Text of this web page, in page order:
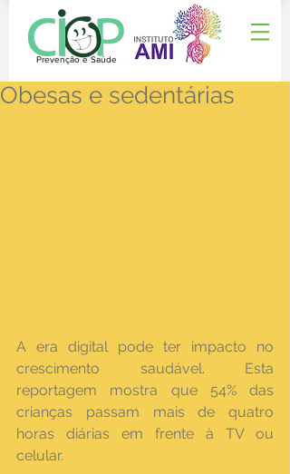
Prevenção e Saúde
Obesas e sedentárias
A era digital pode ter impacto no
crescimento saudável. Esta
reportagem mostra que 54% das
crianças passam mais de quatro
horas diárias em frente à TV ou
celular.